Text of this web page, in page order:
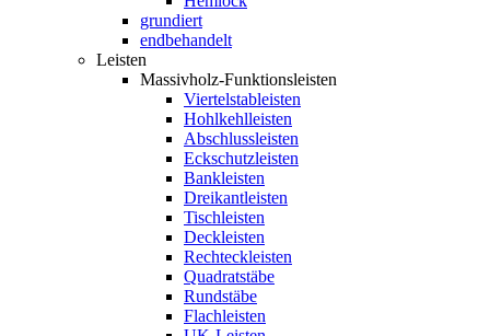
grundiert
endbehandelt
Leisten
Massivholz-Funktionsleisten
Viertelstableisten
Hohlkehlleisten
Abschlussleisten
Eckschutzleisten
Bankleisten
Dreikantleisten
Tischleisten
Deckleisten
Rechteckleisten
Quadratstäbe
Rundstäbe
Flachleisten